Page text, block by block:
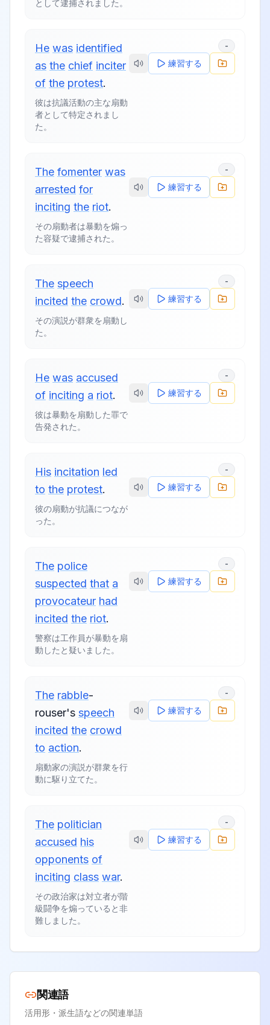
として逮捕されました。
He was identified
as the chief inciter
of the protest.
彼は抗議活動の主な扇動
者として特定されまし
た。
-
練習する
The fomenter was
arrested for
inciting the riot.
その扇動者は暴動を煽っ
た容疑で逮捕された。
-
練習する
The speech
incited the crowd.
その演説が群衆を扇動し
た。
-
練習する
He was accused
of inciting a riot.
彼は暴動を扇動した罪で
告発された。
-
練習する
His incitation led
to the protest.
彼の扇動が抗議につなが
った。
-
練習する
The police
suspected that a
provocateur had
incited the riot.
警察は工作員が暴動を扇
動したと疑いました。
-
練習する
The rabble-
rouser's speech
incited the crowd
to action.
扇動家の演説が群衆を行
動に駆り立てた。
-
練習する
The politician
accused his
opponents of
inciting class war.
その政治家は対立者が階
級闘争を煽っていると非
難しました。
-
練習する
関連語
活用形・派生語などの関連単語